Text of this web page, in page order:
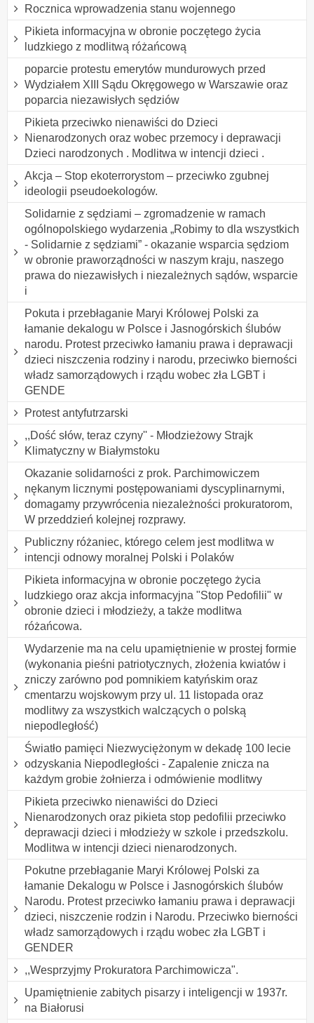
Rocznica wprowadzenia stanu wojennego
Pikieta informacyjna w obronie poczętego życia
ludzkiego z modlitwą różańcową
poparcie protestu emerytów mundurowych przed
Wydziałem XIII Sądu Okręgowego w Warszawie oraz
poparcia niezawisłych sędziów
Pikieta przeciwko nienawiści do Dzieci
Nienarodzonych oraz wobec przemocy i deprawacji
Dzieci narodzonych . Modlitwa w intencji dzieci .
Akcja – Stop ekoterrorystom – przeciwko zgubnej
ideologii pseudoekologów.
Solidarnie z sędziami – zgromadzenie w ramach
ogólnopolskiego wydarzenia „Robimy to dla wszystkich
- Solidarnie z sędziami” - okazanie wsparcia sędziom
w obronie praworządności w naszym kraju, naszego
prawa do niezawisłych i niezależnych sądów, wsparcie
i
Pokuta i przebłaganie Maryi Królowej Polski za
łamanie dekalogu w Polsce i Jasnogórskich ślubów
narodu. Protest przeciwko łamaniu prawa i deprawacji
dzieci niszczenia rodziny i narodu, przeciwko bierności
władz samorządowych i rządu wobec zła LGBT i
GENDE
Protest antyfutrzarski
,,Dość słów, teraz czyny'' - Młodzieżowy Strajk
Klimatyczny w Białymstoku
Okazanie solidarności z prok. Parchimowiczem
nękanym licznymi postępowaniami dyscyplinarnymi,
domagamy przywrócenia niezależności prokuratorom,
W przeddzień kolejnej rozprawy.
Publiczny różaniec, którego celem jest modlitwa w
intencji odnowy moralnej Polski i Polaków
Pikieta informacyjna w obronie poczętego życia
ludzkiego oraz akcja informacyjna "Stop Pedofilii" w
obronie dzieci i młodzieży, a także modlitwa
różańcowa.
Wydarzenie ma na celu upamiętnienie w prostej formie
(wykonania pieśni patriotycznych, złożenia kwiatów i
zniczy zarówno pod pomnikiem katyńskim oraz
cmentarzu wojskowym przy ul. 11 listopada oraz
modlitwy za wszystkich walczących o polską
niepodległość)
Światło pamięci Niezwyciężonym w dekadę 100 lecie
odzyskania Niepodległości - Zapalenie znicza na
każdym grobie żołnierza i odmówienie modlitwy
Pikieta przeciwko nienawiści do Dzieci
Nienarodzonych oraz pikieta stop pedofilii przeciwko
deprawacji dzieci i młodzieży w szkole i przedszkolu.
Modlitwa w intencji dzieci nienarodzonych.
Pokutne przebłaganie Maryi Królowej Polski za
łamanie Dekalogu w Polsce i Jasnogórskich ślubów
Narodu. Protest przeciwko łamaniu prawa i deprawacji
dzieci, niszczenie rodzin i Narodu. Przeciwko bierności
władz samorządowych i rządu wobec zła LGBT i
GENDER
,,Wesprzyjmy Prokuratora Parchimowicza".
Upamiętnienie zabitych pisarzy i inteligencji w 1937r.
na Białorusi